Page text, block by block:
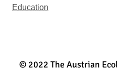
Education
© 2022 The Austrian